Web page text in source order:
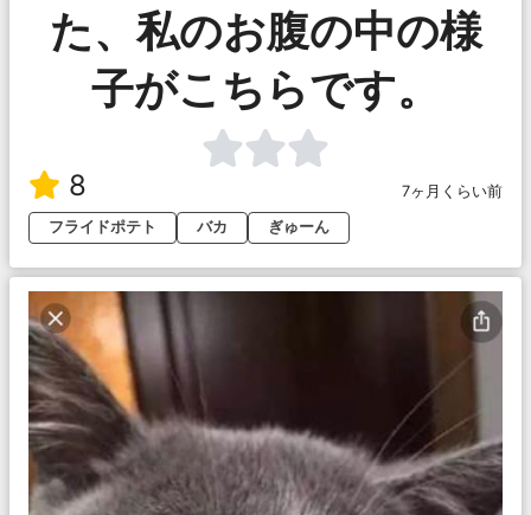
た、私のお腹の中の様
子がこちらです。
8
7ヶ月くらい前
フライドポテト
バカ ぎゅーん